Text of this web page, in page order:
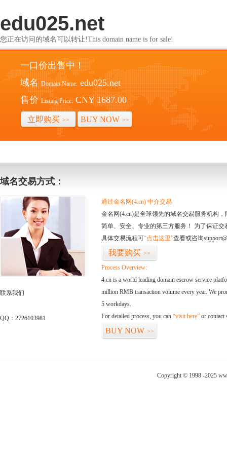
edu025.net
您正在访问的域名可以转让!This domain name is for sale!
一口价出售中！
域名 Domain Name: edu025.net
售价 Listing Price: CNY 1687.00
立即购买 >> BUY NOW >>
域名交易方式：
联系我们
QQ：2726103981
通过金名网(4.cn) 中介交易
金名网(4.cn)是全球领先的域名交易服务机构
简单、安全、专业的第三方服务！ 为了保证
具体交易流程可“点击这里”查看或咨询
我要购买 >>
Process Overview:
4.cn is a world leading domain escrow service
million RMB transaction volume every year. We
5 workdays.
For detailed process, you can “visit here” or contact
BUY NOW >>
Copyright © 1998 -2025